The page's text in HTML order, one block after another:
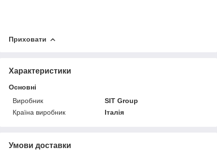
Приховати
Характеристики
Основні
Виробник
SIT Group
Країна виробник
Італія
Умови доставки